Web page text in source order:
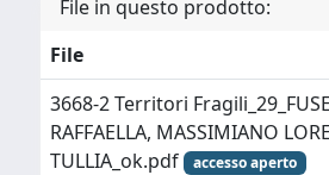
File in questo prodotto:
File
3668-2 Territori
RAFFAELLA, MASSIMIANO
TULLIA_ok.pdf
accesso aperto